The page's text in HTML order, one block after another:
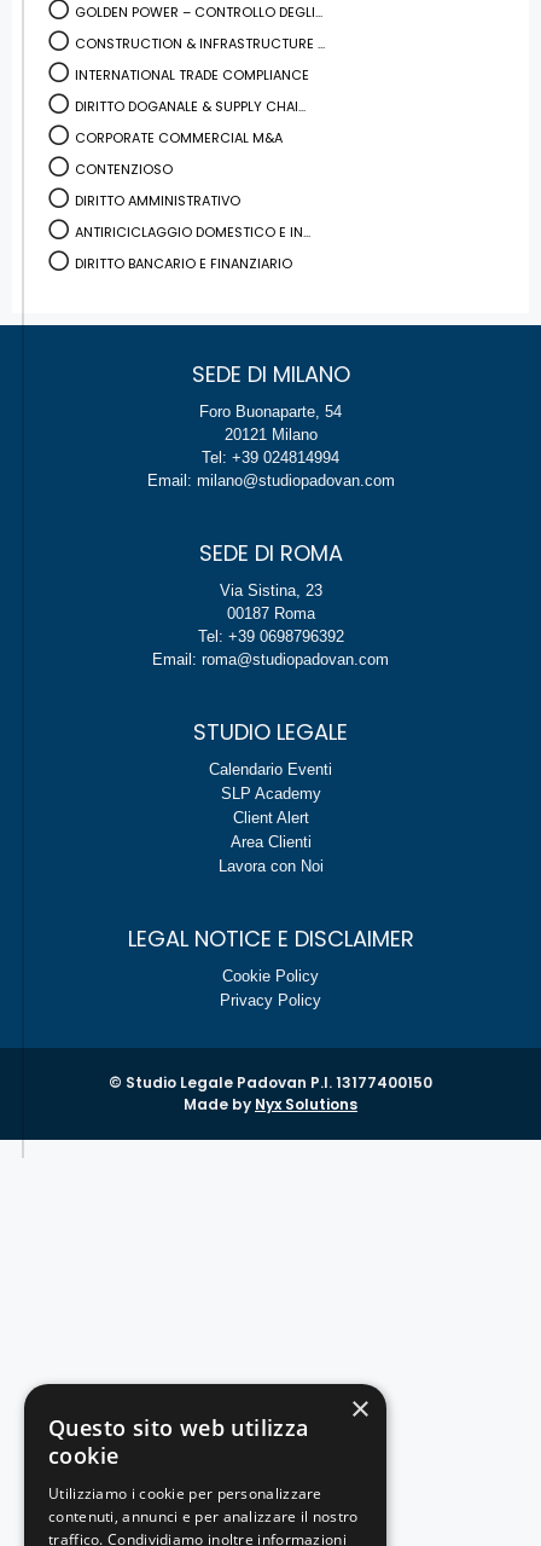
GOLDEN POWER – CONTROLLO DEGLI...
CONSTRUCTION & INFRASTRUCTURE ...
INTERNATIONAL TRADE COMPLIANCE
DIRITTO DOGANALE & SUPPLY CHAI...
CORPORATE COMMERCIAL M&A
CONTENZIOSO
DIRITTO AMMINISTRATIVO
ANTIRICICLAGGIO DOMESTICO E IN...
DIRITTO BANCARIO E FINANZIARIO
SEDE DI MILANO
Foro Buonaparte, 54
20121 Milano
Tel: +39 024814994
Email: milano@studiopadovan.com
SEDE DI ROMA
Via Sistina, 23
00187 Roma
Tel: +39 0698796392
Email: roma@studiopadovan.com
STUDIO LEGALE
Calendario Eventi
SLP Academy
Client Alert
Area Clienti
Lavora con Noi
LEGAL NOTICE E DISCLAIMER
Cookie Policy
Privacy Policy
© Studio Legale Padovan P.I. 13177400150
Made by Nyx Solutions
×
Questo sito web utilizza
cookie
Utilizziamo i cookie per personalizzare
contenuti, annunci e per analizzare il nostro
traffico. Condividiamo inoltre informazioni